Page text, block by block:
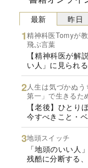
最新
精神科医Tomyが
飛ぶ言葉
【精神科医が解
い人」に見られ
人生は気づかぬ
第一」で生きるた
【老後】ひとり
今すべきこと・
地頭スイッチ
「地頭のいい人
残酷に分断する
昨日